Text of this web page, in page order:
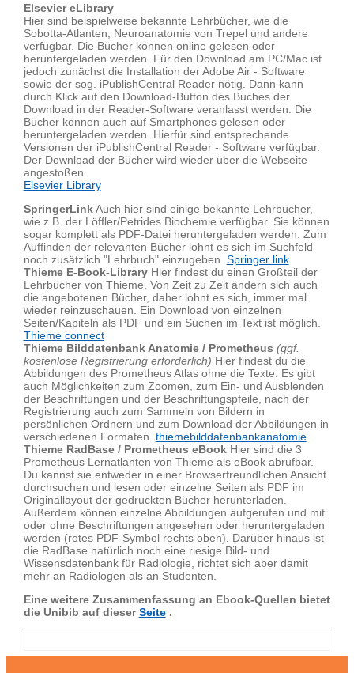
Elsevier eLibrary
Hier sind beispielweise bekannte Lehrbücher, wie die
Sobotta-Atlanten, Neuroanatomie von Trepel und andere
verfügbar. Die Bücher können online gelesen oder
heruntergeladen werden. Für den Download am PC/Mac ist
jedoch zunächst die Installation der Adobe Air - Software
sowie der sog. iPublishCentral Reader nötig. Dann kann
durch Klick auf den Download-Button des Buches der
Download in der Reader-Software veranlasst werden. Die
Bücher können auch auf Smartphones gelesen oder
heruntergeladen werden. Hierfür sind entsprechende
Versionen der iPublishCentral Reader - Software verfügbar.
Der Download der Bücher wird wieder über die Webseite
angestoßen.
Elsevier Library
SpringerLinkAuch hier sind einige bekannte Lehrbücher,
wie z.B. der Löffler/Petrides Biochemie verfügbar. Sie können
sogar komplett als PDF-Datei heruntergeladen werden. Zum
Auffinden der relevanten Bücher lohnt es sich im Suchfeld
noch zusätzlich "Lehrbuch" einzugeben. Springer link
Thieme E-Book-LibraryHier findest du einen Großteil der
Lehrbücher von Thieme. Von Zeit zu Zeit ändern sich auch
die angebotenen Bücher, daher lohnt es sich, immer mal
wieder reinzuschauen. Ein Download von einzelnen
Seiten/Kapiteln als PDF und ein Suchen im Text ist möglich.
Thieme connect
Thieme Bilddatenbank Anatomie / Prometheus (ggf.
kostenlose Registrierung erforderlich) Hier findest du die
Abbildungen des Prometheus Atlas ohne die Texte. Es gibt
auch Möglichkeiten zum Zoomen, zum Ein- und Ausblenden
der Beschriftungen und der Beschriftungspfeile, nach der
Registrierung auch zum Sammeln von Bildern in
persönlichen Ordnern und zum Download der Abbildungen in
verschiedenen Formaten. thiemebilddatenbankanatomie
Thieme RadBase / Prometheus eBookHier sind die 3
Prometheus Lernatlanten von Thieme als eBook abrufbar.
Du kannst sie entweder in einer Browserfreundlichen Ansicht
durchsuchen und lesen oder einzelne Seiten als PDF im
Originallayout der gedruckten Bücher herunterladen.
Außerdem können einzelne Abbildungen aufgerufen und mit
oder ohne Beschriftungen angesehen oder heruntergeladen
werden (rotes PDF-Symbol rechts oben). Darüber hinaus ist
die RadBase natürlich noch eine riesige Bild- und
Wissensdatenbank für Radiologie, richtet sich aber damit
mehr an Radiologen als an Studenten.
Eine weitere Zusammenfassung an Ebook-Quellen bietet
die Unibib auf dieserSeite.